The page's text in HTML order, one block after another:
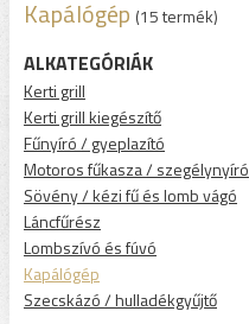
Kapálógép (15 termék)
ALKATEGÓRIÁK
Kerti grill
Kerti grill kiegészítő
Fűnyíró / gyeplazító
Motoros fűkasza / szegélynyíró
Sövény / kézi fű és lomb vágó
Láncfűrész
Lombszívó és fúvó
Kapálógép
Szecskázó / hulladékgyűjtő